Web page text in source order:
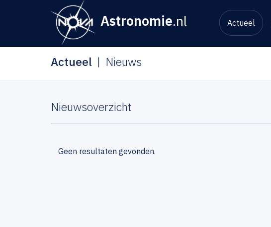
Astronomie.nl Actueel
Actueel Nieuws
Nieuwsoverzicht
Geen resultaten gevonden.